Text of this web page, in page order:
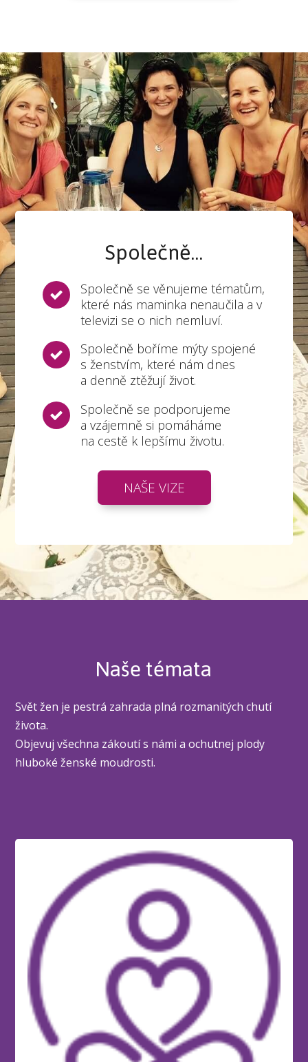
Společně...
Společně se věnujeme tématům,
které nás maminka nenaučila a v
televizi se o nich nemluví.
Společně boříme mýty spojené
s ženstvím, které nám dnes
a denně ztěžují život.
Společně se podporujeme
a vzájemně si pomáháme
na cestě k lepšímu životu.
NAŠE VIZE
Naše témata
Svět žen je pestrá zahrada plná rozmanitých chutí
života.
Objevuj všechna zákoutí s námi a ochutnej plody
hluboké ženské moudrosti.